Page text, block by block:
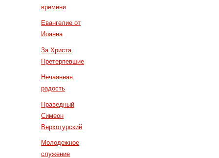
времени
Евангелие от
Иоанна
За Христа
Претерпевшие
Нечаянная
радость
Праведный
Симеон
Верхотурский
Молодежное
служение